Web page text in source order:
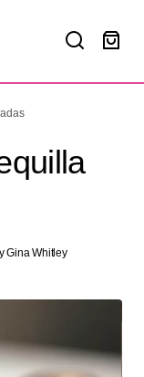
Gina Whitley